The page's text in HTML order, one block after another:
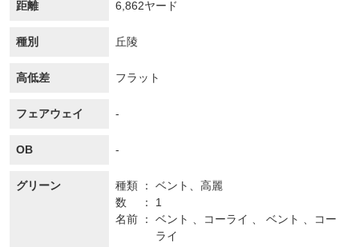
距離 6,862ヤード
種別 丘陵
高低差 フラット
フェアウェイ -
OB -
グリーン 種類 ベント、高麗
数
1
名前
ベント 、コーライ 、 ベント 、コー
ライ